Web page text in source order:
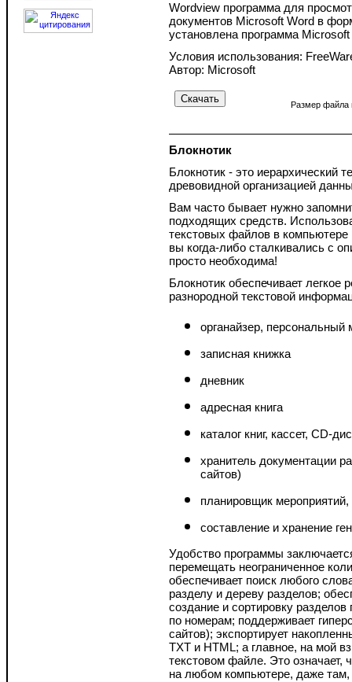
Wordview программа для
документов Microsoft Word в
установлена программа
Условия использования:
Автор: Microsoft
Размер файла
Блокнотик
Блокнотик - это иерархический
древовидной организацией
Вам часто бывает нужно
подходящих средств.
текстовых файлов в компьютере
вы когда-либо сталкивались с
просто необходима!
Блокнотик обеспечивает
разнородной текстовой
органайзер,
записная книжка
дневник
адресная книга
каталог книг, кассет, CD-
хранитель документации
сайтов)
планировщик мероприятий,
составление и хранение
Удобство программы
перемещать неограниченное
обеспечивает поиск любого
разделу и дереву разделов;
создание и сортировку
по номерам; поддерживает
сайтов); экспортирует
TXT и HTML; а главное, на мой
текстовом файле. Это
на любом компьютере, даже там,